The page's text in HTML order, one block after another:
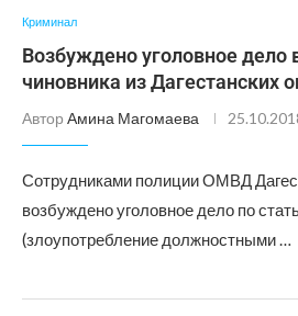
Криминал
Возбуждено уголовное дело
чиновника из Дагестанских
Автор Амина Магомаева
Сотрудниками полиции ОМВД
возбуждено уголовное дело по
(злоупотребление должностными …